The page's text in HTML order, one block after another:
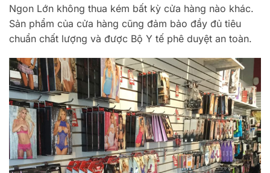
Ngon Lớn không thua kém bất kỳ cửa hàng nào khác.
Sản phẩm của cửa hàng cũng đảm bảo đầy đủ tiêu
chuẩn chất lượng và được Bộ Y tế phê duyệt an toàn.